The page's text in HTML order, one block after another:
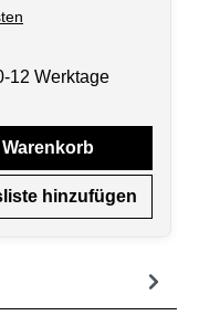
12 Werktage
gewünschten
Warenkorb
hinzufügen